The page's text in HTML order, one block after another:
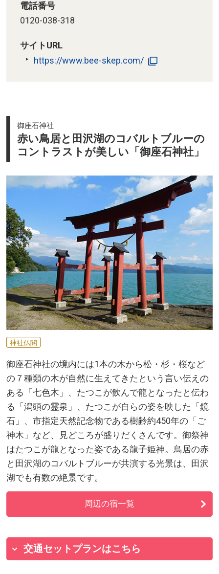
電話番号
0120-038-318
サイトURL
https://www.bee-skep.com/
御座石神社
赤い鳥居と田沢湖のコバルトブルーの
コントラストが美しい「御座石神社」
神社仏閣
御座石神社の境内には1本の木から松・杉・桜など
の７種類の木が自然に生えてきたという言い伝えの
ある「七色木」、たつこが飲んで龍となったと伝わ
る「潟頭の霊泉」、たつこが自らの姿を映した「鏡
石」、市指定天然記念物である樹齢約450年の「ご
神木」など、見どころが盛りだくさんです。御祭神
はたつこが龍となった姿である龍子姫神。鳥居の赤
と田沢湖のコバルトブルーが共演する光景は、田沢
湖でも有数の絶景です。
周辺の宿一覧
交通セットプランはこちら